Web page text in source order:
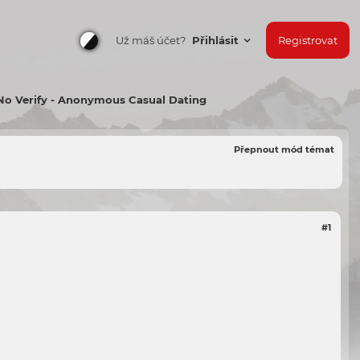
Už máš účet? Přihlásit Registrovat
Verify - Anonymous Casual Dating
Přepnout mód témat
#1